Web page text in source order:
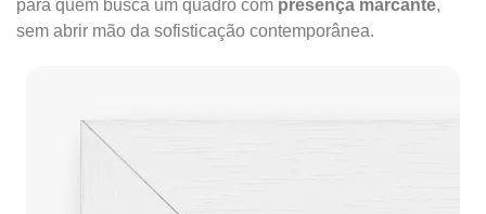
para quem busca um quadro com presença marcante,
sem abrir mão da sofisticação contemporânea.